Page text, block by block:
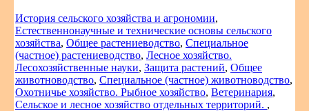
История сельского хозяйства и агрономии,
Естественнонаучные и технические основы сельского
хозяйства, Общее растениеводство, Специальное
(частное) растениеводство, Лесное хозяйство.
Лесохозяйственные науки, Защита растений, Общее
животноводство, Специальное (частное) животноводство,
Охотничье хозяйство. Рыбное хозяйство, Ветеринария,
Сельское и лесное хозяйство отдельных территорий. ,